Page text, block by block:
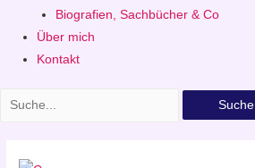
Biografien, Sachbücher & Co
Über mich
Kontakt
Suche